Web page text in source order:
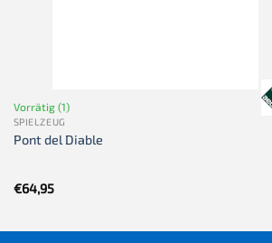
Vorrätig (1)
SPIELZEUG
Pont del Diable
€64,95